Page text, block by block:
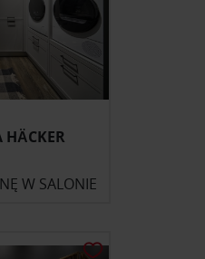
HÄCKER
W SALONIE